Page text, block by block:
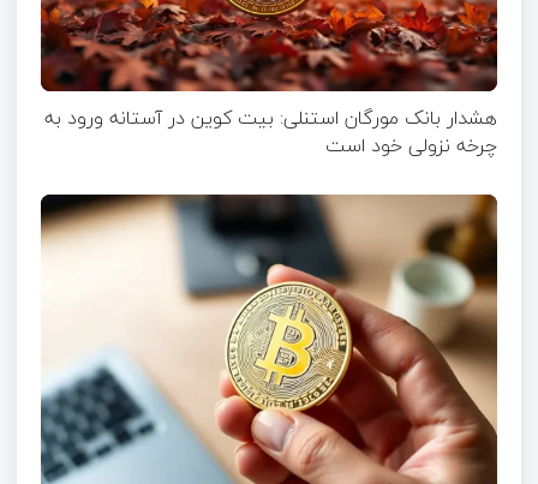
هشدار بانک مورگان استنلی: بیت کوین در آستانه ورود به
چرخه نزولی خود است